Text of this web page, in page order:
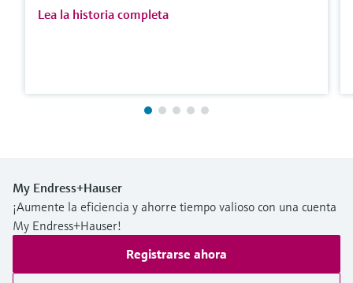
Lea la historia completa
My Endress+Hauser
¡Aumente la eficiencia y ahorre tiempo valioso con una cuenta
My Endress+Hauser!
Registrarse ahora